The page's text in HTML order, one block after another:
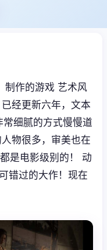
制作的游戏 艺术风
经更新六年，文本
细腻的方式慢慢道
物很多，审美也在
是电影级别的！ 动
错过的大作！现在